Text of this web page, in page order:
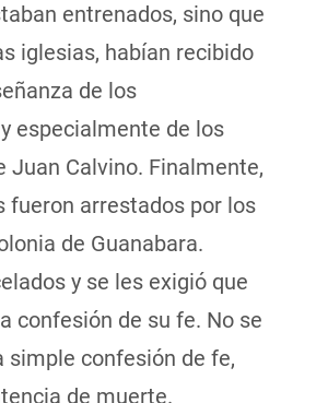
entrenados, sino que
iglesias, habían recibido
de los
especialmente de los
Juan Calvino. Finalmente,
fueron arrestados por los
de Guanabara.
y se les exigió que
confesión de su fe. No se
simple confesión de fe,
de muerte.